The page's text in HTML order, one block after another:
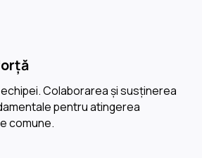
Colaborarea și susținerea
pentru atingerea
comune.